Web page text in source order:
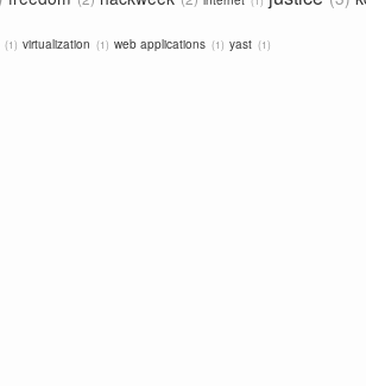
1 virtualization 1 web applications 1 yast 1